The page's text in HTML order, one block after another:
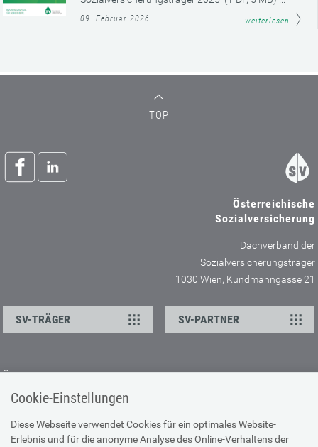
Cookie-Einstellungen
Diese Webseite verwendet Cookies für ein optimales Website-
Erlebnis und für die anonyme Analyse des Online-Verhaltens der
09. Februar 2026 weiterlesen
TOP
Österreichische
Sozialversicherung
Dachverband der
Sozialversicherungsträger
1030 Wien, Kundmanngasse 21
SV-TRÄGER SV-PARTNER
ÜBER UNS
Kontakt
Offene Stellen
Presse
HILFE
Browser-Info & Sicherheit
Hilfe zur Suche